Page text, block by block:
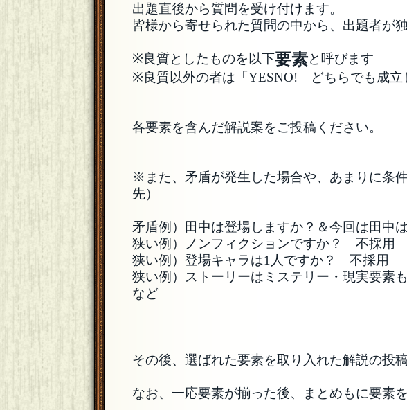
出題直後から質問を受け付けます。
皆様から寄せられた質問の中から、出題者が
※良質としたものを以下要素と呼びます
※良質以外の者は「YESNO! どちらでも成立
各要素を含んだ解説案をご投稿ください。
※また、矛盾が発生した場合や、あまりに条
先）
矛盾例）田中は登場しますか？＆今回は田
狭い例）ノンフィクションですか？ 不採用
狭い例）登場キャラは1人ですか？ 不採用
狭い例）ストーリーはミステリー・現実要素
など
その後、選ばれた要素を取り入れた解説の投
なお、一応要素が揃った後、まとめもに要素